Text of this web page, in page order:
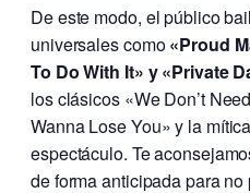
De este modo, el público
universales como«Proud
To Do With It» y «Private
los clásicos «We Don’t
Wanna Lose You» y la
espectáculo. Te
de forma anticipada para no